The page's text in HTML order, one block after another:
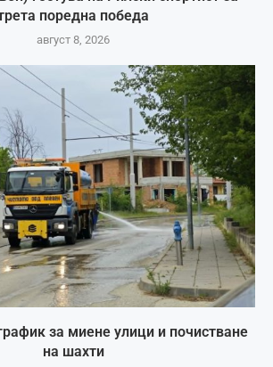
поредна победа
август 8, 2026
за миене улици и почистване
на шахти